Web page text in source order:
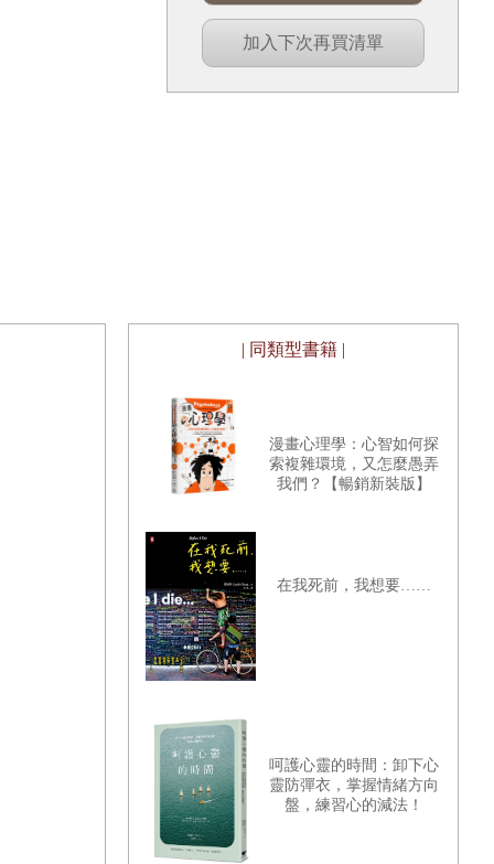
加入下次再買清單
| 同類型書籍 |
漫畫心理學：心智如何探
索複雜環境，又怎麼愚弄
我們？【暢銷新裝版】
在我死前，我想要……
呵護心靈的時間：卸下心
靈防彈衣，掌握情緒方向
盤，練習心的減法！